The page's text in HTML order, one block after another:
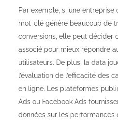
Par exemple, si une entreprise
mot-clé génère beaucoup de
conversions, elle peut décider
associé pour mieux répondre
utilisateurs. De plus, la data
l’évaluation de l’efficacité des
en ligne. Les plateformes
Ads ou Facebook Ads
données sur les performances